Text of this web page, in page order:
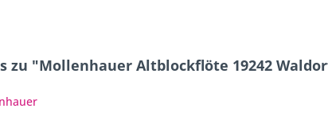
zu "Mollenhauer Altblockflöte 19242